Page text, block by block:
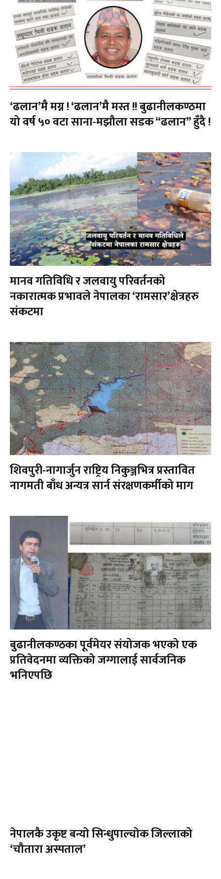
‘ढलान’मै मग्न ! ‘ढलान’मै मस्त !! बुढानीलकण्ठमा
यो वर्ष ५० वटा साना-मझौला सडक “ढलान” हुँदै !
मानव गतिविधि र जलवायु परिवर्तनको
नकारात्मक प्रभावले नेपालका ‘रामसार’क्षेत्रहरु
संकटमा
शिवपुरी-नागार्जुन राष्ट्रिय निकुञ्जभित्र प्रस्तावित
नागमती बाँध अन्यत्र सार्न संरक्षणकर्मीको माग
बुढानीलकण्ठका पूर्वमेयर संयोजक भएको एक
प्रतिवेदनमा व्यक्तिको जग्गालाई सार्वजनिक
भनिएपछि
नेपालकै उकृष्ट बन्यो सिन्धुपाल्चोक जिल्लाको
‘चौतारा अस्पताल’